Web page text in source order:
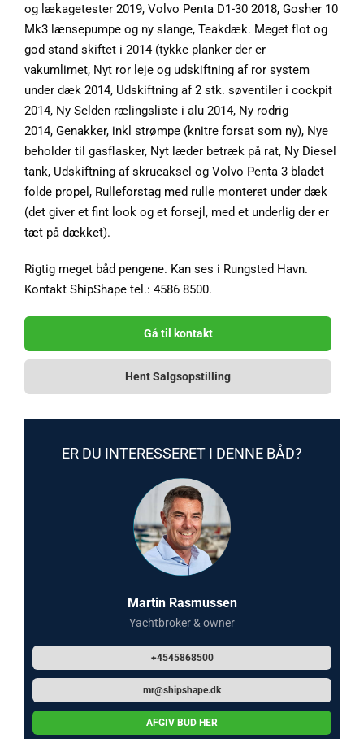
og lækagetester 2019, Volvo Penta D1-30 2018, Gosher 10
Mk3 lænsepumpe og ny slange, Teakdæk. Meget flot og
god stand skiftet i 2014 (tykke planker der er
vakumlimet, Nyt ror leje og udskiftning af ror system
under dæk 2014, Udskiftning af 2 stk. søventiler i cockpit
2014, Ny Selden rælingsliste i alu 2014, Ny rodrig
2014, Genakker, inkl strømpe (knitre forsat som ny), Nye
beholder til gasflasker, Nyt læder betræk på rat, Ny Diesel
tank, Udskiftning af skrueaksel og Volvo Penta 3 bladet
folde propel, Rulleforstag med rulle monteret under dæk
(det giver et fint look og et forsejl, med et underlig der er
tæt på dækket).
Rigtig meget båd pengene. Kan ses i Rungsted Havn.
Kontakt ShipShape tel.: 4586 8500.
Gå til kontakt
Hent Salgsopstilling
ER DU INTERESSERET I DENNE BÅD?
Martin Rasmussen
Yachtbroker & owner
+4545868500
mr@shipshape.dk
AFGIV BUD HER